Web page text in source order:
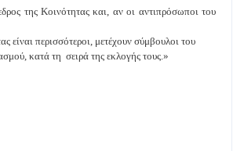
της Κοινότητας και, αν οι αντιπρόσωποι του
είναι περισσότεροι, μετέχουν σύμβουλοι του
κατά τη σειρά της εκλογής τους.»